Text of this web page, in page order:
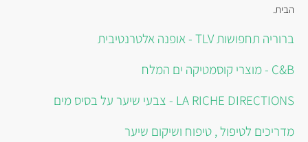
הבית.
ברוריה תחפושות TLV - אופנה אלטרנטיבית
C&B - מוצרי קוסמטיקה ים המלח
LA RICHE DIRECTIONS - צבעי שיער על בסיס מים
מדריכים לטיפול , טיפוח ושיקום שיער